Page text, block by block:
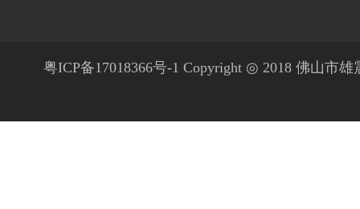
粤ICP备17018366号-1 Copyright ◎ 2018 佛山市